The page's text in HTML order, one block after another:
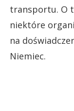
transportu. O
niektóre
na
Niemiec.